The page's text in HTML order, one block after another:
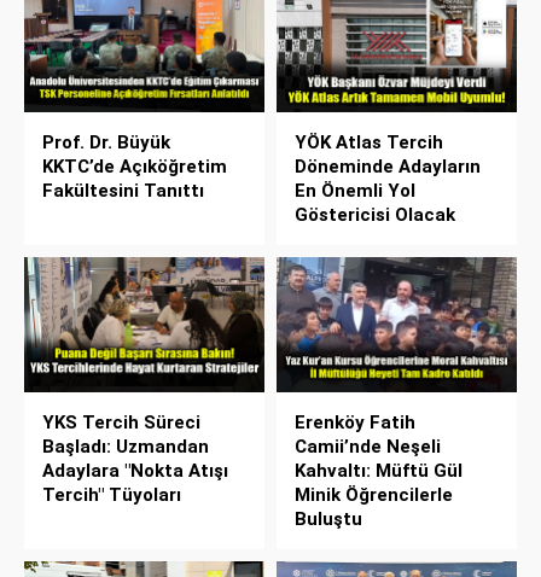
Prof. Dr. Büyük
KKTC’de Açıköğretim
Fakültesini Tanıttı
YÖK Atlas Tercih
Döneminde Adayların
En Önemli Yol
Göstericisi Olacak
YKS Tercih Süreci
Başladı: Uzmandan
Adaylara "Nokta Atışı
Tercih" Tüyoları
Erenköy Fatih
Camii’nde Neşeli
Kahvaltı: Müftü Gül
Minik Öğrencilerle
Buluştu